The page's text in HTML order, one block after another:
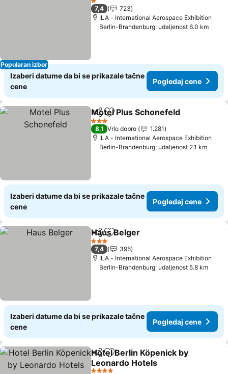
Popularan izbor
1 Zvezdice
7,4
723
ILA - International Aerospace Exhibition
Berlin-Brandenburg: udaljenost 6.0 km
Izaberi datume da bi se prikazale tačne
cene
Pogledaj cene
Deli Dodati u favorite
Motel Plus Schonefeld
3 Zvezdice
8,1 Vrlo dobro
1.281
ILA - International Aerospace Exhibition
Berlin-Brandenburg: udaljenost 2.1 km
Izaberi datume da bi se prikazale tačne
cene
Pogledaj cene
Deli Dodati u favorite
Haus Belger
3 Zvezdice
7,4
395
ILA - International Aerospace Exhibition
Berlin-Brandenburg: udaljenost 5.8 km
Izaberi datume da bi se prikazale tačne
cene
Pogledaj cene
Deli Dodati u favorite
Hotel Berlin Köpenick by
Leonardo Hotels